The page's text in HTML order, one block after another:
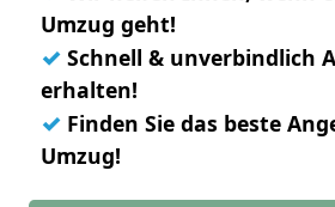
Umzug geht!
✓ Schnell & unverbindlich
erhalten!
✓ Finden Sie das beste
Umzug!